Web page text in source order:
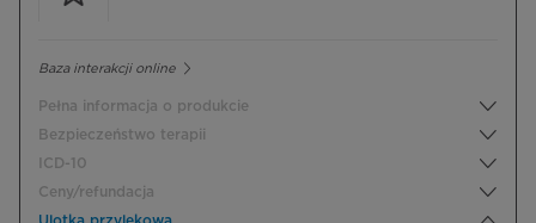
Baza interakcji online
Pełna informacja o produkcie
Bezpieczeństwo terapii
ICD-10
Ceny/refundacja